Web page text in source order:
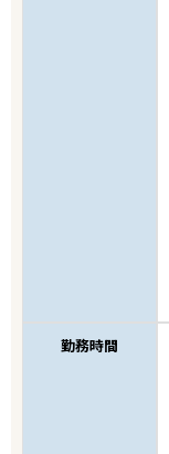
勤務時間